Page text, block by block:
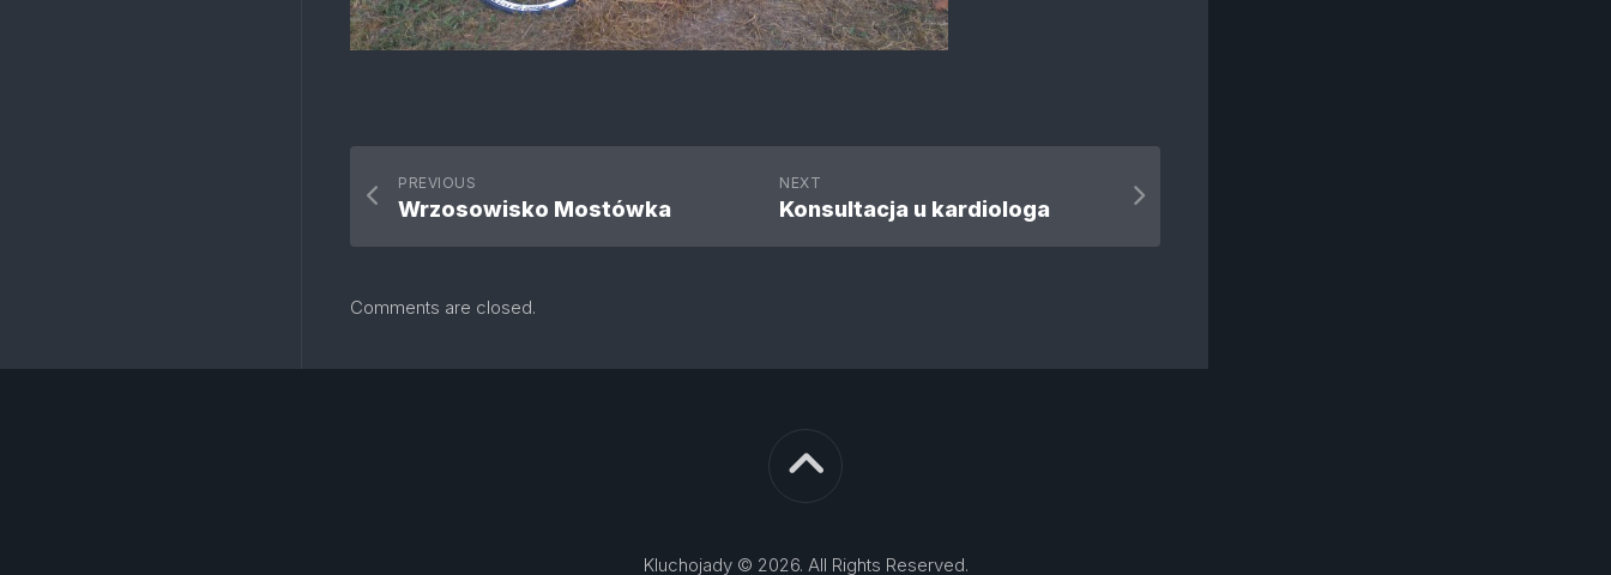
NEXT
Konsultacja u kardiologa
PREVIOUS
Wrzosowisko Mostówka
Comments are closed.
Kluchojady © 2026. All Rights Reserved.